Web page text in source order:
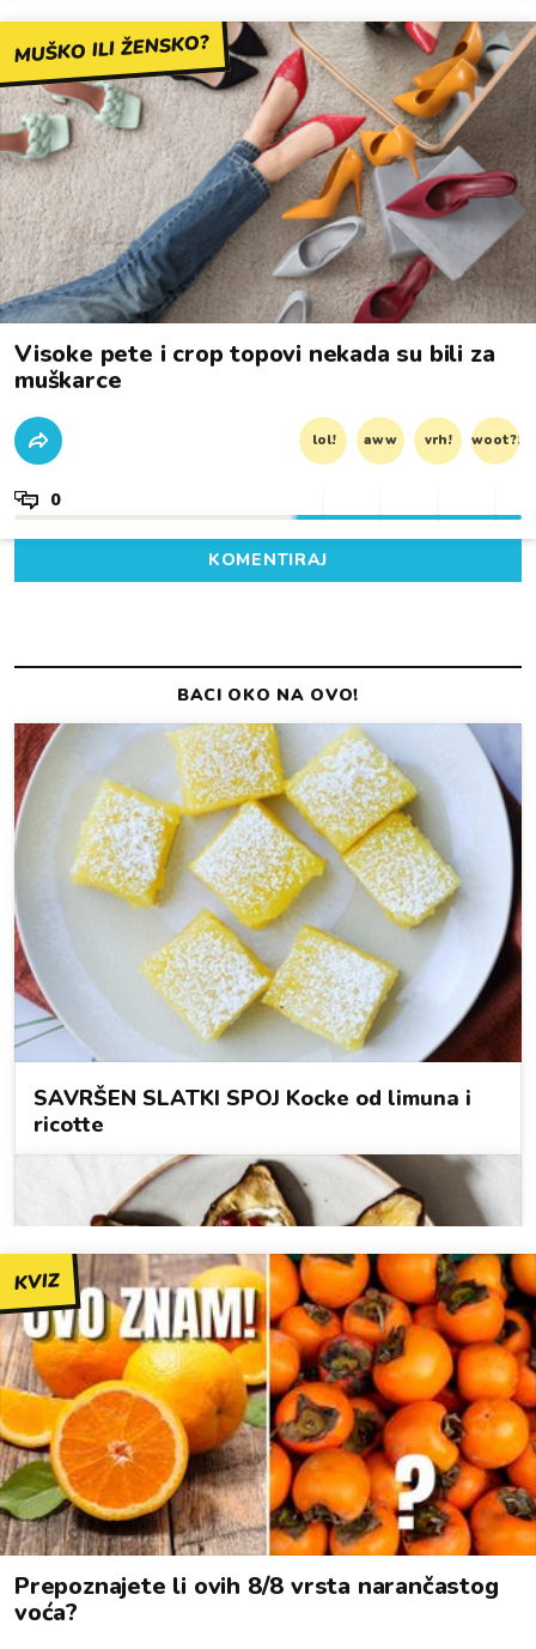
MUŠKO ILI ŽENSKO?
Visoke pete i crop topovi nekada su bili za
muškarce
lol! aww vrh! woot?!
0
KOMENTIRAJ
KVIZ
Prepoznajete li ovih 8/8 vrsta narančastog
voća?